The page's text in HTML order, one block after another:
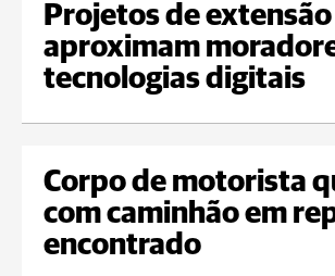
Projetos de extensão
aproximam
tecnologias digitais
Corpo de motorista
com caminhão em
encontrado